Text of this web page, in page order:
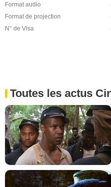
Format audio
Format de projection
N° de Visa
Toutes les actus